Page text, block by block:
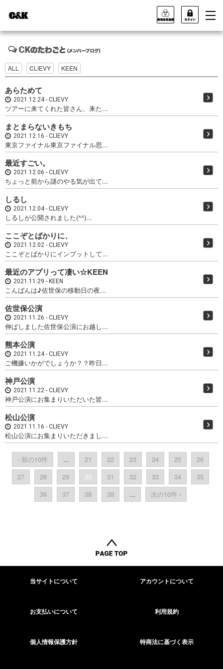
ALL CLIEVY KEEN
あらためて
2021.12.24 CLIEVY
ツアーに来てくれた皆さん、来た...
まとまらないきもち
2021.12.16 CLIEVY
東京ファイナル東京ファイナル思...
最近すごい。
2021.12.06 CLIEVY
ちょっと前から謎のやる気が出て...
しるし
2021.12.04 CLIEVY
しるしが公開されました(^^)...
ここぞとばかりに、
2021.12.02 CLIEVY
ここぞとばかりにインプットして...
最近のアプリって凄い☆KEEN
2021.11.29 KEEN
こんばんは♪佐世保の移動日の夜...
佐世保公演
2021.11.26 CLIEVY
伸ばしました佐世保公演にお越し...
熊本公演
2021.11.24 CLIEVY
ご機嫌いかがでしょうか？？昨日...
神戸公演
2021.11.22 CLIEVY
神戸公演にお集まりいただいた皆...
松山公演
2021.11.16 CLIEVY
松山公演にお集まりいただきまし...
‹ 前の10件 ... 21 22 23 24 25
26
27
28 29 30 31 32 33 34
35
36
37 38 39 ... 次の10件 ›
当サイトについて アカウントについて
お支払いについて 利用規約
個人情報保護方針 特商法に基づく表示